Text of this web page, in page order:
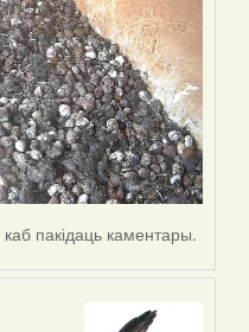
каб пакідаць каментары.